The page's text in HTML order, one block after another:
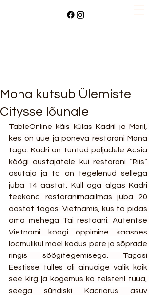
Mona kutsub Ülemiste
Citysse lõunale
TableOnline käis külas Kadril ja Maril,
kes on uue ja põneva restorani Mona
taga. Kadri on tuntud paljudele Aasia
köögi austajatele kui restorani “Riis”
asutaja ja ta on tegelenud sellega
juba 14 aastat. Küll aga algas Kadri
teekond restoranimaailmas juba 20
aastat tagasi Vietnamis, kus ta pidas
oma mehega Tai restoani. Autentse
Vietnami köögi õppimine kaasnes
loomulikul moel kodus pere ja sõprade
ringis söögitegemisega. Tagasi
Eestisse tulles oli ainuõige valik kõik
see kirg ja kogemus ka teisteni tuua,
seega sündiski Kadriorus asuv